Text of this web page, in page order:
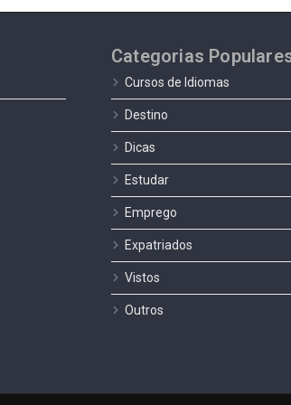
Categorias
Cursos de Idiomas
Destino
Dicas
Estudar
Emprego
Expatriados
Vistos
Outros